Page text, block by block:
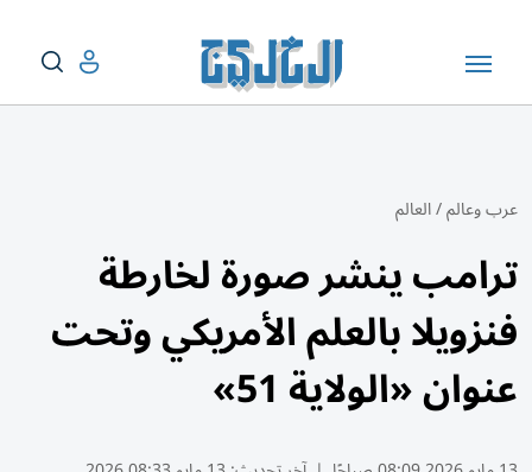
عرب وعالم/العالم
ترامب ينشر صورة لخارطة
فنزويلا بالعلم الأمريكي وتحت
عنوان «الولاية 51»